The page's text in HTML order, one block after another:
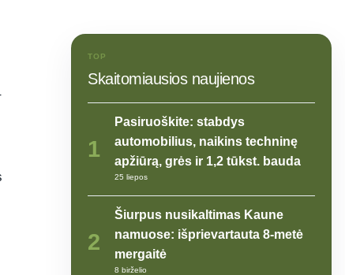
TOP
Skaitomiausios naujienos
1
Pasiruoškite: stabdys
automobilius, naikins techninę
apžiūrą, grės ir 1,2 tūkst. bauda
25 liepos
2
Šiurpus nusikaltimas Kaune
namuose: išprievartauta 8-metė
mergaitė
8 birželio